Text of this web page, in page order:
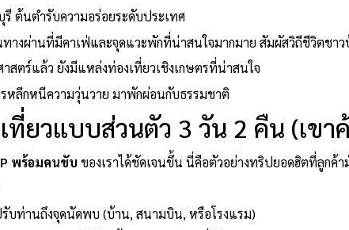
รี ต้นตำรับความอร่อยระดับประเทศ
ทางผ่านที่มีคาเฟ่และจุดแวะพักที่น่าสนใจมากมาย สัมผัสวิถีชีวิตชา
สตร์แล้ว ยังมีแหล่งท่องเที่ยวเชิงเกษตรที่น่าสนใจ
รหลีกหนีความวุ่นวาย มาพักผ่อนกับธรรมชาติ
ที่ยวแบบส่วนตัว 3 วัน 2 คืน (เข
พร้อมคนขับ ของเราได้ชัดเจนขึ้น นี่คือตัวอย่างทริปยอดฮิตที่ลูกค้า
รับท่านถึงจุดนัดพบ (บ้าน, สนามบิน, หรือโรงแรม)